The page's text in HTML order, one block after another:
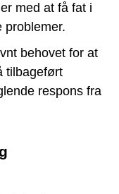
med at få fat i
problemer.
behovet for at
tilbageført
respons fra